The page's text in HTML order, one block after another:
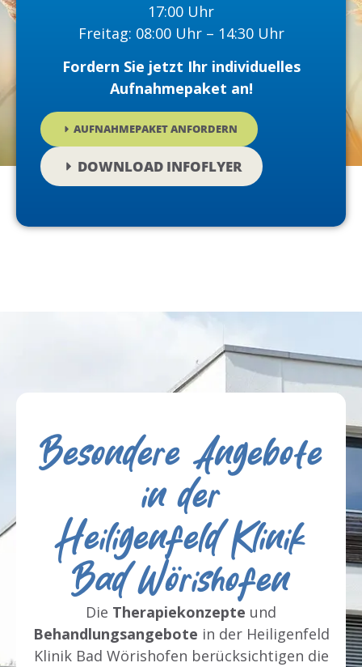
17:00 Uhr
Freitag: 08:00 Uhr – 14:30 Uhr
Fordern Sie jetzt Ihr individuelles
Aufnahmepaket an!
AUFNAHMEPAKET ANFORDERN
DOWNLOAD INFOFLYER
Besondere Angebote
in der
Heiligenfeld Klinik
Bad Wörishofen
Die Therapiekonzepte und
Behandlungsangebote in der Heiligenfeld
Klinik Bad Wörishofen berücksichtigen die